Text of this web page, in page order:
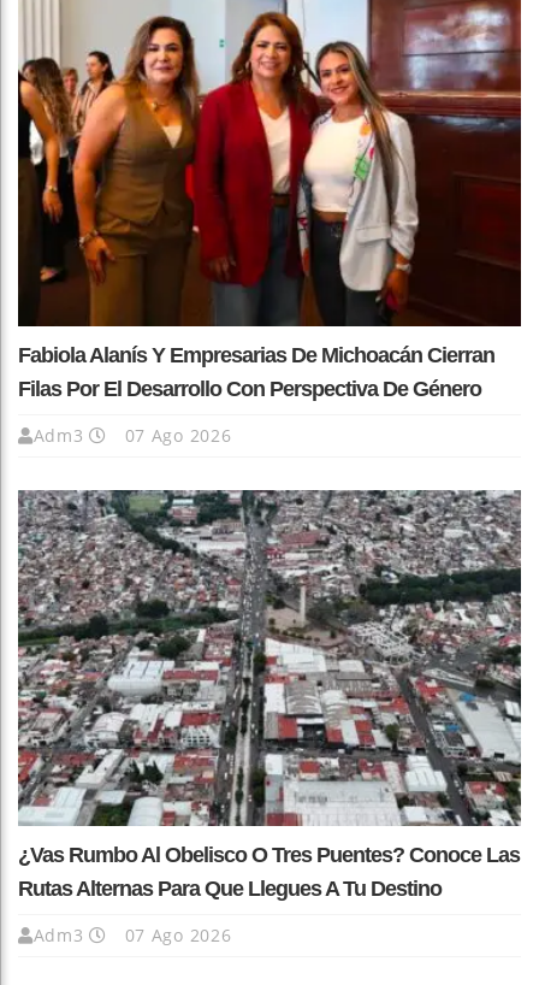
Fabiola Alanís Y Empresarias De Michoacán Cierran
Filas Por El Desarrollo Con Perspectiva De Género
Adm3 07 Ago 2026
¿Vas Rumbo Al Obelisco O Tres Puentes? Conoce Las
Rutas Alternas Para Que Llegues A Tu Destino
Adm3 07 Ago 2026